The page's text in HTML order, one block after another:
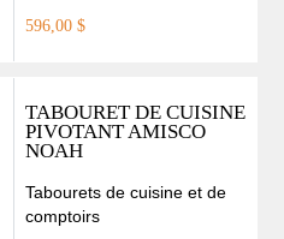
596,00 $
TABOURET DE CUISINE
PIVOTANT AMISCO
NOAH
Tabourets de cuisine et de
comptoirs